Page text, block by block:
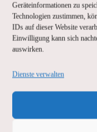
Geräteinformationen zu
Technologien zustimmen,
IDs auf dieser Website
Einwilligung kann sich
auswirken.
Dienste verwalten
die
Wir